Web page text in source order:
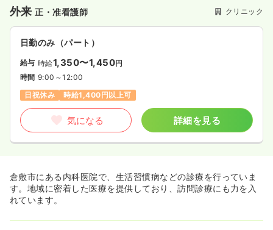
外来正・准看護師 クリニック
日勤のみ（パート）
給与 時給1,350〜1,450円
時間 9:00～12:00
日祝休み
時給1,400円以上可
気になる 詳細を見る
倉敷市にある内科医院で、生活習慣病などの診療を行っていま
す。地域に密着した医療を提供しており、訪問診療にも力を入
れています。